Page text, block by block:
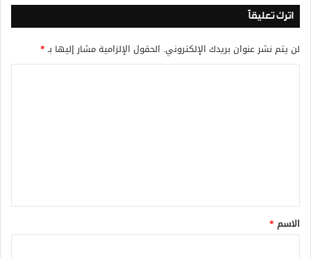
اترك تعليقاً
لن يتم نشر عنوان بريدك الإلكتروني. الحقول الإلزامية مشار إليها بـ*
*
الاسم *